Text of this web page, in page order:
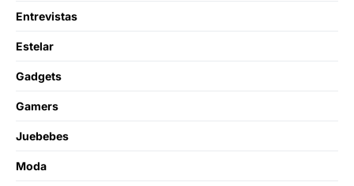
Entrevistas
Estelar
Gadgets
Gamers
Juebebes
Moda